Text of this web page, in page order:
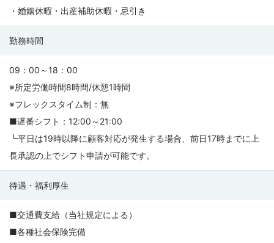
・婚姻休暇・出産補助休暇・忌引き
勤務時間
09：00～18：00
※所定労働時間8時間/休憩1時間
※フレックスタイム制：無
■遅番シフト：12:00～21:00
┗平日は19時以降に顧客対応が発生する場合、前日17時までに上
長承認の上でシフト申請が可能です。
待遇・福利厚生
■交通費支給（当社規定による）
■各種社会保険完備